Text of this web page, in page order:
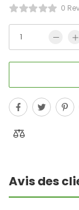
0
Avis des